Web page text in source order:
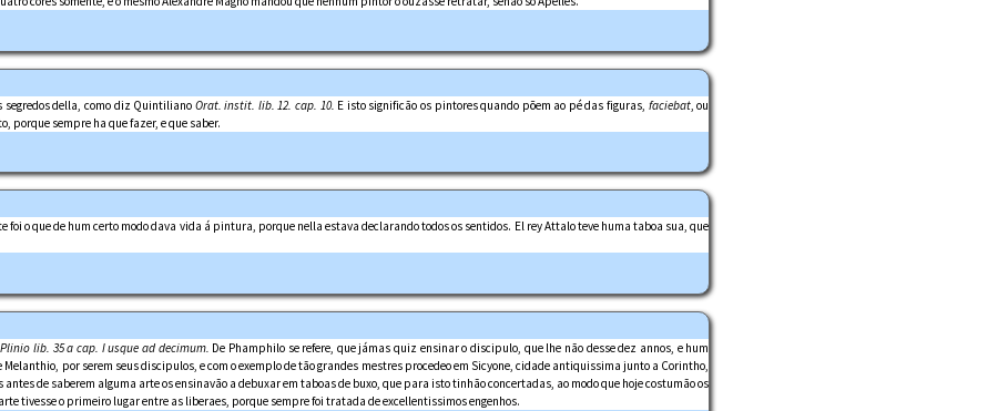
della, como diz Quintiliano Orat. instit. lib. 12. cap. 10. E isto significão os pintores quando põem ao pé das figuras, faciebat, ou
porque sempre ha que fazer, e que saber.
o que de hum certo modo dava vida á pintura, porque nella estava declarando todos os sentidos. El rey Attalo teve huma taboa sua, que
Plinio lib. 35 a cap. Iusque ad decimum. De Phamphilo se refere, que jámas quiz ensinar o discipulo, que lhe não desse dez annos, e hum
por serem seus discipulos, e com o exemplo de tão grandes mestres procedeo em Sicyone, cidade antiquissima junto a Corintho,
de saberem alguma arte os ensinavão a debuxar em taboas de buxo, que para isto tinhão concertadas, ao modo que hoje costumão os
tivesse o primeiro lugar entre as liberaes, porque sempre foi tratada de excellentissimos engenhos.